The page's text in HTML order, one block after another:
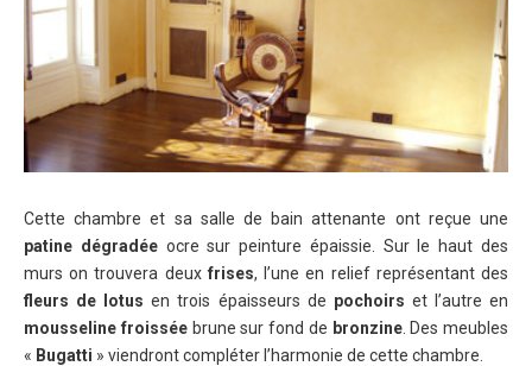
Cette chambre et sa salle de bain attenante ont reçue une
patine dégradéeocre sur peinture épaissie. Sur le haut des
murs on trouvera deux frises, l’une en relief représentant des
fleurs de lotus en trois épaisseurs de pochoirs et l’autre en
mousseline froisséebrune sur fond de bronzine. Des meubles
« Bugatti » viendront compléter l’harmonie de cette chambre.